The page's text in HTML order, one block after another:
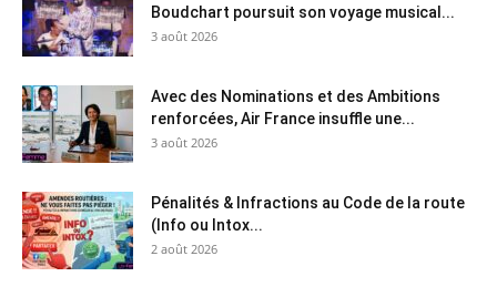
Boudchart poursuit son voyage musical...
3 août 2026
Avec des Nominations et des Ambitions
renforcées, Air France insuffle une...
3 août 2026
Pénalités & Infractions au Code de la route
(Info ou Intox...
2 août 2026